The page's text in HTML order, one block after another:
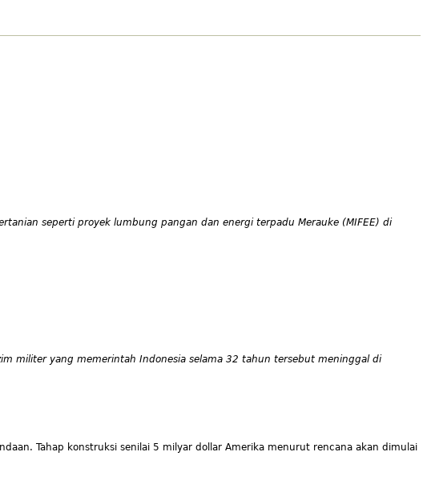
seperti proyek lumbung pangan dan energi terpadu Merauke (MIFEE) di
militer yang memerintah Indonesia selama 32 tahun tersebut meninggal di
Tahap konstruksi senilai 5 milyar dollar Amerika menurut rencana akan dimulai